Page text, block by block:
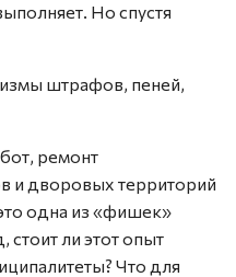
Но спустя
штрафов, пеней,
ремонт
и дворовых территорий
одна из «фишек»
стоит ли этот опыт
Что для